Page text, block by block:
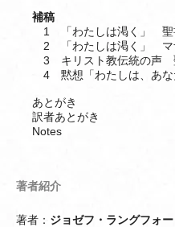
補稿
1 「わたしは渇く」 聖
2 「わたしは渇く」 マ
3 キリスト教伝統の声
4 黙想「わたしは、あな
あとがき
訳者あとがき
Notes
著者紹介
著者： ジョゼフ・ラングフォー